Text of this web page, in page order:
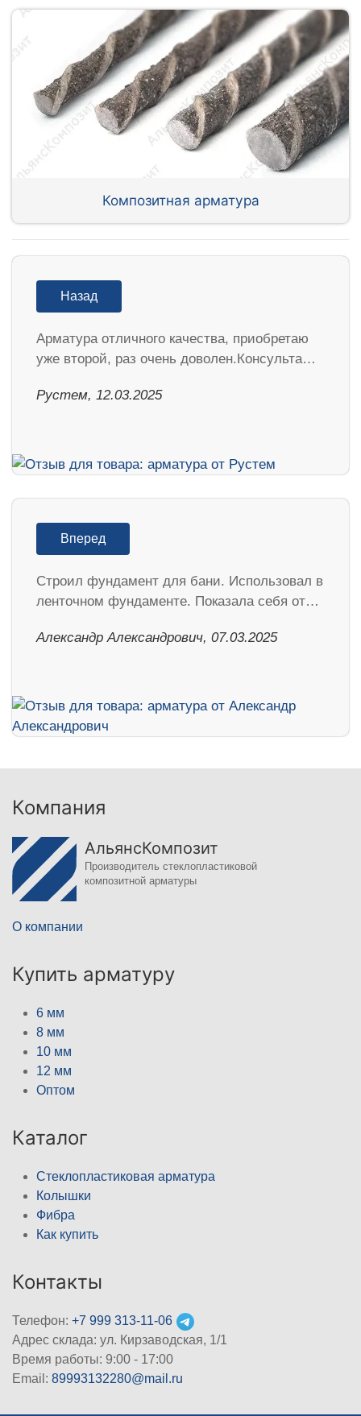
Композитная арматура
Назад
Арматура отличного качества, приобретаю
уже второй, раз очень доволен.Консульта…
Рустем, 12.03.2025
Вперед
Строил фундамент для бани. Использовал в
ленточном фундаменте. Показала себя от…
Александр Александрович, 07.03.2025
Компания
АльянсКомпозит
Производитель стеклопластиковой
композитной арматуры
О компании
Купить арматуру
6 мм
8 мм
10 мм
12 мм
Оптом
Каталог
Стеклопластиковая арматура
Колышки
Фибра
Как купить
Контакты
Телефон: +7 999 313-11-06
Адрес склада: ул. Кирзаводская, 1/1
Время работы: 9:00 - 17:00
Email: 89993132280@mail.ru